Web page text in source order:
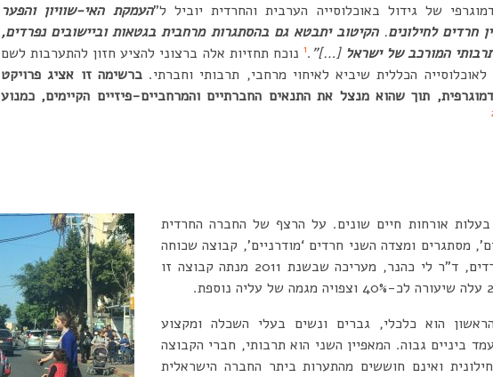
של גידול באוכלוסייה הערבית והחרדית יוביל ל”העמקת האי-שוויון והפער
חרדים לחילונים.הקיטוב יתבטא גם בהסתגרות מרחבית בגטאות וביישובים נפרדים,
המורכב של ישראל […]”
.
1 נוכח תחזיות אלה ברצוני להציע חזון להתערבות לשם
לאוכלוסייה הכללית שיביא לאיחוי מרחבי, תרבותי וחברתי.ברשימה זו אציג פרויקט
תוך שהוא מנצל את התנאים החברתיים והמרחביים-פיזיים הקיימים, כמנוע
אורחות חיים שונים. על הרצף של החברה החרדית
מסתגרים ומצדה השני חרדים ‘מודרניים’, קבוצה שכוחה
במגזר החרדי צובר עוצמה. חוקרת החרדים, ד”ר לי כהנר, מעריכה שבשנת 2011 מנתה קבוצה זו
הוא כלכלי, גברים ונשים בעלי השכלה ומקצוע
ביניים גבוה. המאפיין השני הוא תרבותי, חברי הקבוצה
ואינם חוששים מהתערות ביתר החברה הישראלית